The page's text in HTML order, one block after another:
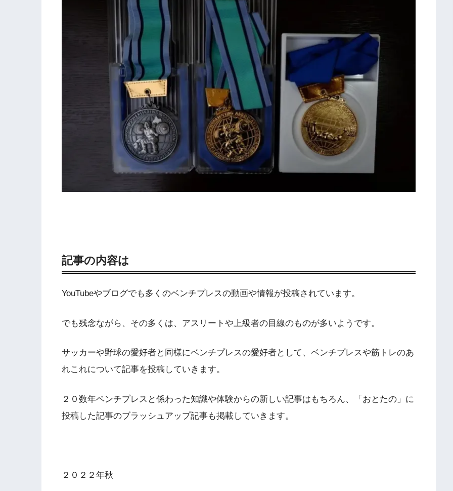
記事の内容は
YouTubeやブログでも多くのベンチプレスの動画や情報が投稿されています。
でも残念ながら、その多くは、アスリートや上級者の目線のものが多いようです。
サッカーや野球の愛好者と同様にベンチプレスの愛好者として、ベンチプレスや筋トレのあ
れこれについて記事を投稿していきます。
２０数年ベンチプレスと係わった知識や体験からの新しい記事はもちろん、「おとたの」に
投稿した記事のブラッシュアップ記事も掲載していきます。
２０２２年秋